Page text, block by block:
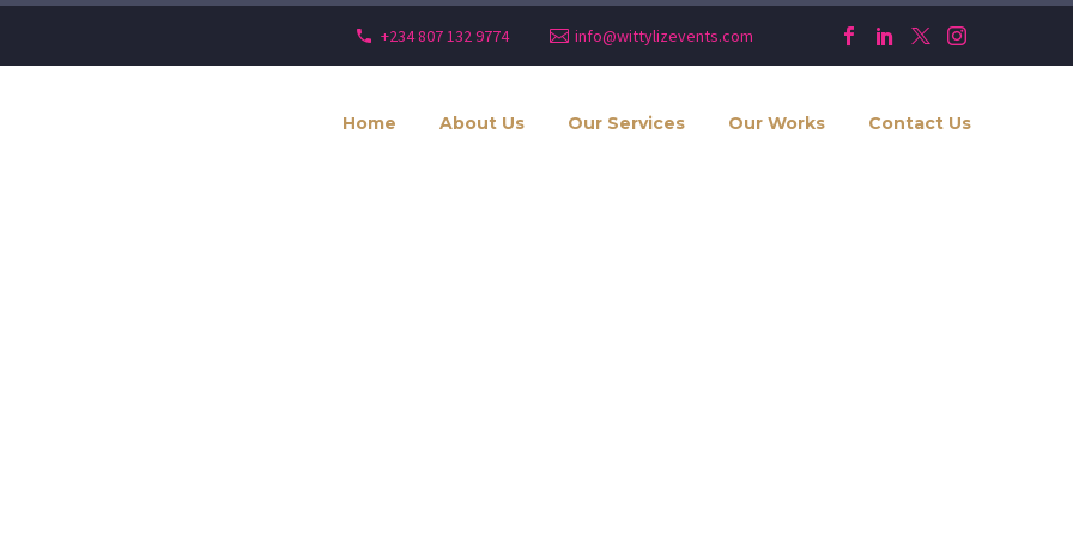
+234 807 132 9774 info@wittylizevents.com
Home About Us Our Services Our Works Contact Us